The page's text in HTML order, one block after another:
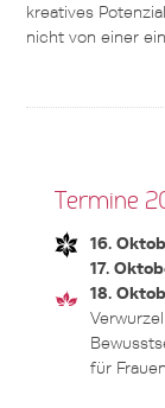
kreatives
nicht von einer
Termine
16.
17.
18.
für